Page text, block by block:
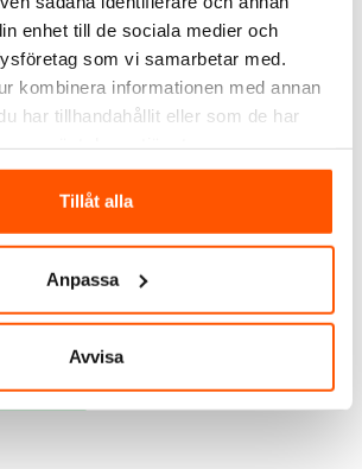
enhet till de sociala medier och
som vi samarbetar med.
kombinera informationen med annan
har tillhandahållit eller som de har
Tillåt alla
Anpassa
Avvisa